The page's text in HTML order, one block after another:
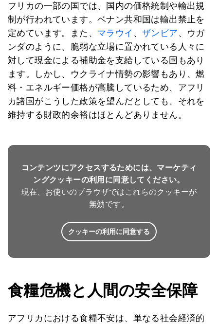
フリカの一部の国では、国内の価格統制や輸出規
制が行われています。ベナン共和国は輸出禁止を
定めています。また、 マラウイ 、ザンビア、ウガ
ンダのように、脆弱な立場に置かれている人々に
対して現金による補助金を支給している国もあり
ます。しかし、ウクライナ情勢の影響もあり、燃
料・エネルギー価格が高騰しているため、アフリ
カ諸国がこうした政策を望んだとしても、それを
維持する財政的余裕はほとんどありません。
コンテンツにアクセスするためには、マーケティ
ングクッキーの利用に同意してください。
現在、お使いのブラウザではこれらのクッキーが
無効です。
クッキーの利用に同意する
食糧危機と人間の安全保障
アフリカにおける食糧不安は、単なる社会経済的